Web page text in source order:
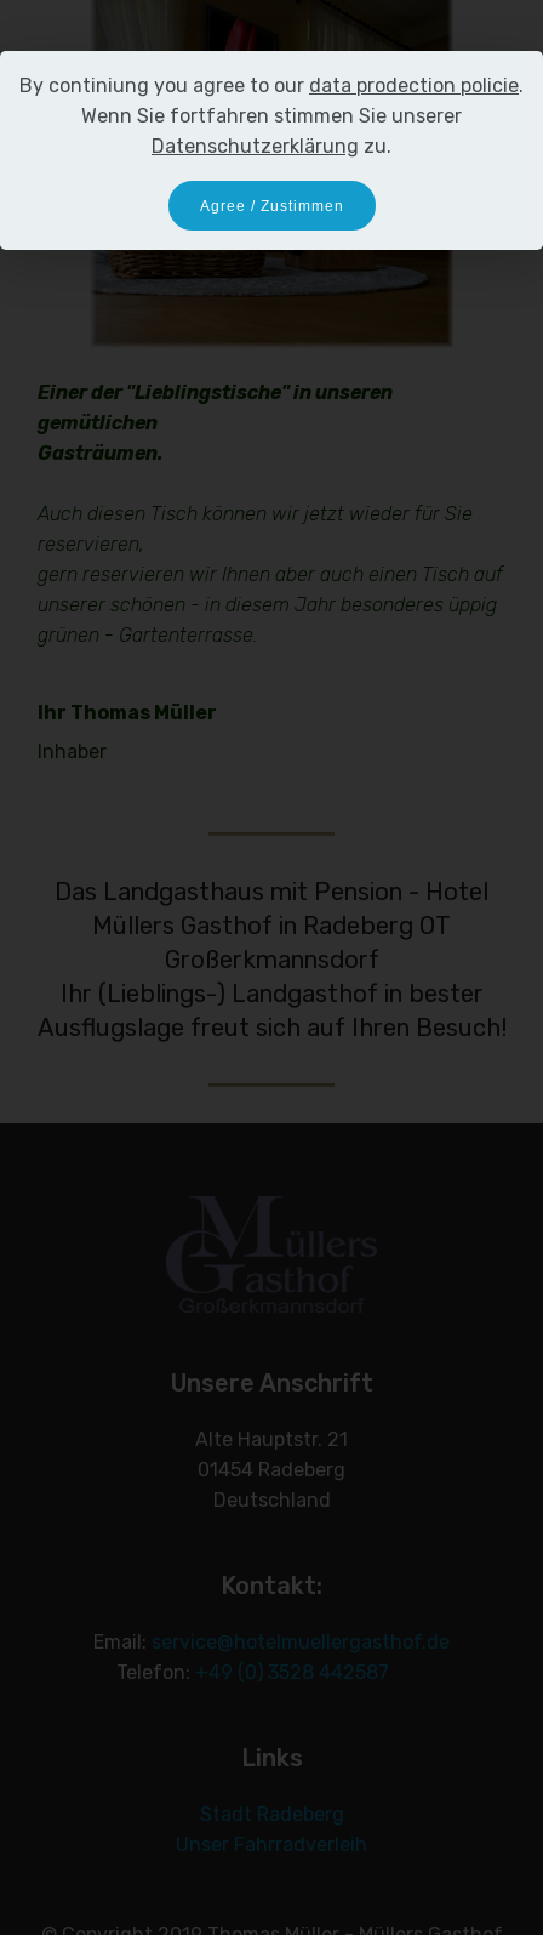
Einer der "Lieblingstische" in unseren
gemütlichen
Gasträumen.
Auch diesen Tisch können wir jetzt wieder für Sie
reservieren,
gern reservieren wir Ihnen aber auch einen Tisch auf
unserer schönen - in diesem Jahr besonderes üppig
grünen - Gartenterrasse.
Ihr Thomas Müller
Inhaber
Das Landgasthaus mit Pension - Hotel
Müllers Gasthof in Radeberg OT
Großerkmannsdorf
Ihr (Lieblings-) Landgasthof in bester
Ausflugslage freut sich auf Ihren Besuch!
Unsere Anschrift
Alte Hauptstr. 21
01454 Radeberg
Deutschland
Kontakt:
Email: service@hotelmuellergasthof.de
Telefon: +49 (0) 3528 442587
Links
Stadt Radeberg
Unser Fahrradverleih
By continiung you agree to our data prodection policie.
Wenn Sie fortfahren stimmen Sie unserer
Datenschutzerklärung zu.
Agree / Zustimmen